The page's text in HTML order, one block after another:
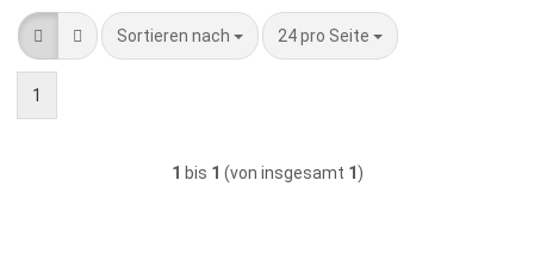
Sortieren nach
Sortieren nach 24 pro Seite
pro Seite
1
1 bis 1 (von insgesamt 1 )